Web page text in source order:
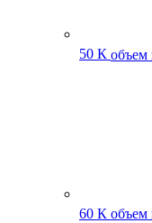
50 К объем
60 К объем